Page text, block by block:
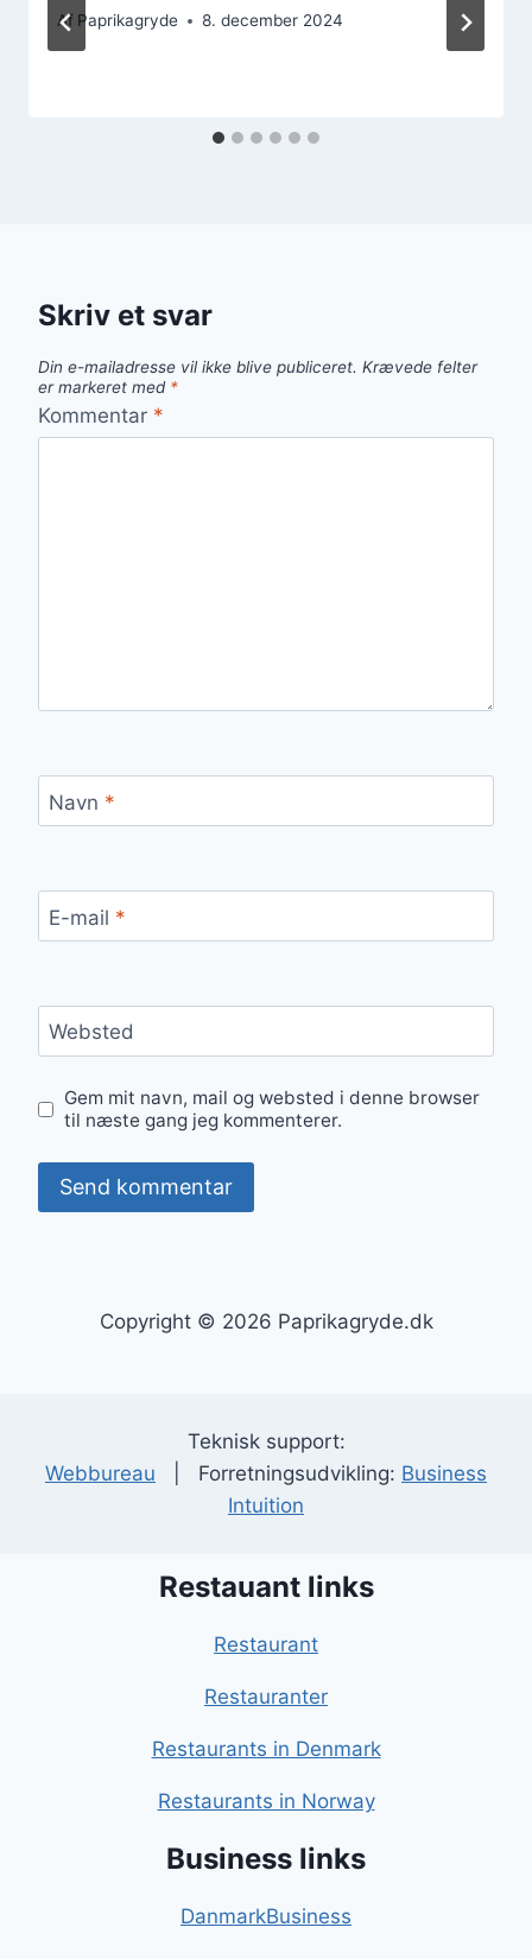
Af Paprikagryde 8. december 2024
Skriv et svar
Din e-mailadresse vil ikke blive publiceret. Krævede felter
er markeret med *
Kommentar *
Navn *
E-mail *
Websted
Gem mit navn, mail og websted i denne browser
til næste gang jeg kommenterer.
Copyright © 2026 Paprikagryde.dk
Teknisk support:
Webbureau | Forretningsudvikling: Business
Intuition
Restauant links
Restaurant
Restauranter
Restaurants in Denmark
Restaurants in Norway
Business links
DanmarkBusiness